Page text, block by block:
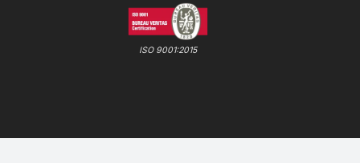
ISO 9001:2015